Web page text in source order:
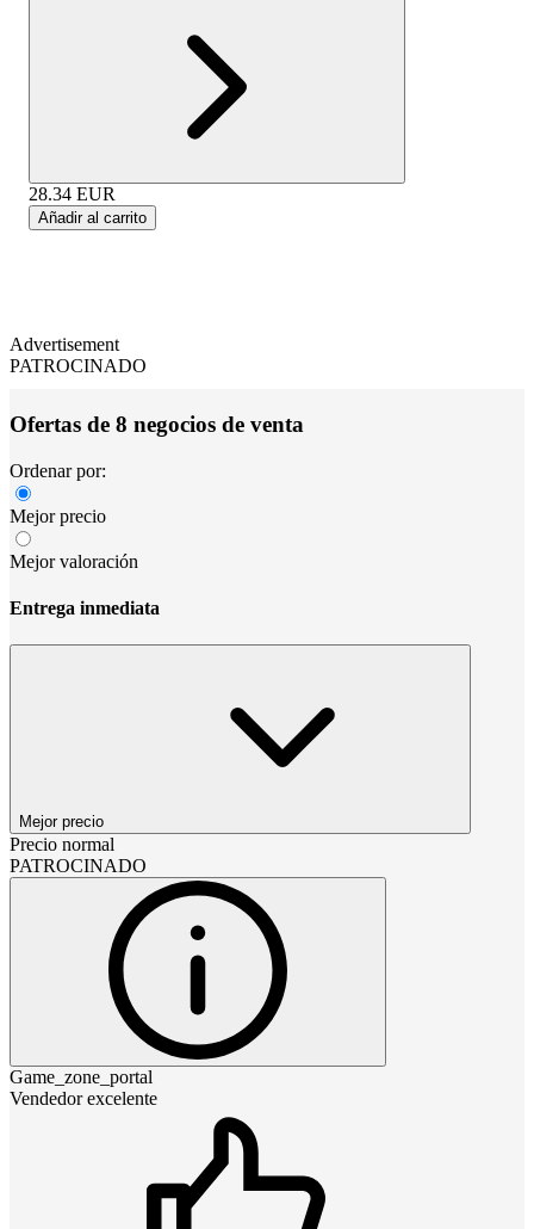
28.34 EUR
Añadir al carrito
Advertisement
PATROCINADO
Ofertas de 8 negocios de venta
Ordenar por:
Mejor precio
Mejor valoración
Entrega inmediata
Mejor precio
Precio normal
PATROCINADO
Game_zone_portal
Vendedor excelente